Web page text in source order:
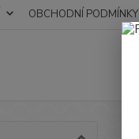
OBCHODNÍ PODMÍNKY